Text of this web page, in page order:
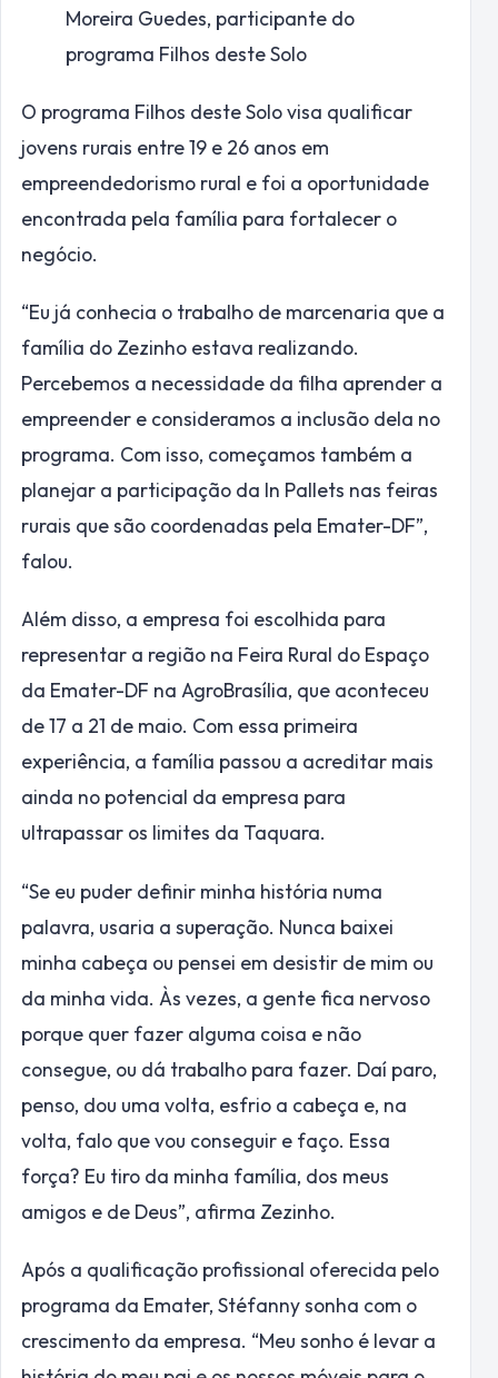
Moreira Guedes, participante do
programa Filhos deste Solo
O programa Filhos deste Solo visa qualificar
jovens rurais entre 19 e 26 anos em
empreendedorismo rural e foi a oportunidade
encontrada pela família para fortalecer o
negócio.
“Eu já conhecia o trabalho de marcenaria que a
família do Zezinho estava realizando.
Percebemos a necessidade da filha aprender a
empreender e consideramos a inclusão dela no
programa. Com isso, começamos também a
planejar a participação da In Pallets nas feiras
rurais que são coordenadas pela Emater-DF”,
falou.
Além disso, a empresa foi escolhida para
representar a região na Feira Rural do Espaço
da Emater-DF na AgroBrasília, que aconteceu
de 17 a 21 de maio. Com essa primeira
experiência, a família passou a acreditar mais
ainda no potencial da empresa para
ultrapassar os limites da Taquara.
“Se eu puder definir minha história numa
palavra, usaria a superação. Nunca baixei
minha cabeça ou pensei em desistir de mim ou
da minha vida. Às vezes, a gente fica nervoso
porque quer fazer alguma coisa e não
consegue, ou dá trabalho para fazer. Daí paro,
penso, dou uma volta, esfrio a cabeça e, na
volta, falo que vou conseguir e faço. Essa
força? Eu tiro da minha família, dos meus
amigos e de Deus”, afirma Zezinho.
Após a qualificação profissional oferecida pelo
programa da Emater, Stéfanny sonha com o
crescimento da empresa. “Meu sonho é levar a